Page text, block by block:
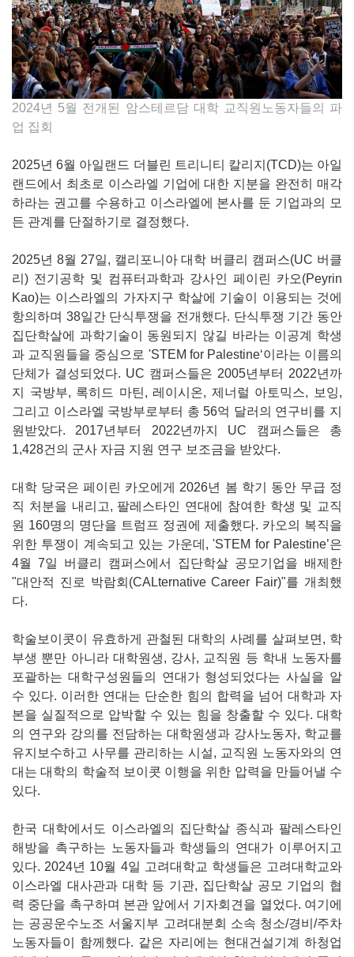
2024년 5월 전개된 암스테르담 대학 교직원노동자들의 파
업 집회
2025년 6월 아일랜드 더블린 트리니티 칼리지(TCD)는 아일
랜드에서 최초로 이스라엘 기업에 대한 지분을 완전히 매각
하라는 권고를 수용하고 이스라엘에 본사를 둔 기업과의 모
든 관계를 단절하기로 결정했다.
2025년 8월 27일, 캘리포니아 대학 버클리 캠퍼스(UC 버클
리) 전기공학 및 컴퓨터과학과 강사인 페이린 카오(Peyrin
Kao)는 이스라엘의 가자지구 학살에 기술이 이용되는 것에
항의하며 38일간 단식투쟁을 전개했다. 단식투쟁 기간 동안
집단학살에 과학기술이 동원되지 않길 바라는 이공계 학생
과 교직원들을 중심으로 'STEM for Palestine‘이라는 이름의
단체가 결성되었다. UC 캠퍼스들은 2005년부터 2022년까
지 국방부, 록히드 마틴, 레이시온, 제너럴 아토믹스, 보잉,
그리고 이스라엘 국방부로부터 총 56억 달러의 연구비를 지
원받았다. 2017년부터 2022년까지 UC 캠퍼스들은 총
1,428건의 군사 자금 지원 연구 보조금을 받았다.
대학 당국은 페이린 카오에게 2026년 봄 학기 동안 무급 정
직 처분을 내리고, 팔레스타인 연대에 참여한 학생 및 교직
원 160명의 명단을 트럼프 정권에 제출했다. 카오의 복직을
위한 투쟁이 계속되고 있는 가운데, 'STEM for Palestine’은
4월 7일 버클리 캠퍼스에서 집단학살 공모기업을 배제한
"대안적 진로 박람회(CALternative Career Fair)"를 개최했
다.
학술보이콧이 유효하게 관철된 대학의 사례를 살펴보면, 학
부생 뿐만 아니라 대학원생, 강사, 교직원 등 학내 노동자를
포괄하는 대학구성원들의 연대가 형성되었다는 사실을 알
수 있다. 이러한 연대는 단순한 힘의 합력을 넘어 대학과 자
본을 실질적으로 압박할 수 있는 힘을 창출할 수 있다. 대학
의 연구와 강의를 전담하는 대학원생과 강사노동자, 학교를
유지보수하고 사무를 관리하는 시설, 교직원 노동자와의 연
대는 대학의 학술적 보이콧 이행을 위한 압력을 만들어낼 수
있다.
한국 대학에서도 이스라엘의 집단학살 종식과 팔레스타인
해방을 촉구하는 노동자들과 학생들의 연대가 이루어지고
있다. 2024년 10월 4일 고려대학교 학생들은 고려대학교와
이스라엘 대사관과 대학 등 기관, 집단학살 공모 기업의 협
력 중단을 촉구하며 본관 앞에서 기자회견을 열었다. 여기에
는 공공운수노조 서울지부 고려대분회 소속 청소/경비/주차
노동자들이 함께했다. 같은 자리에는 현대건설기계 하청업